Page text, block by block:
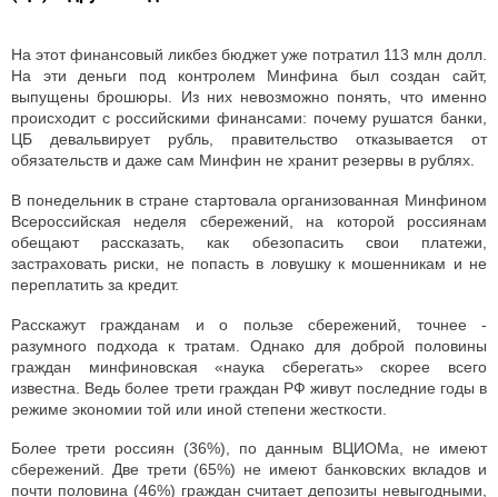
На этот финансовый ликбез бюджет уже потратил 113 млн долл.
На эти деньги под контролем Минфина был создан сайт,
выпущены брошюры. Из них невозможно понять, что именно
происходит с российскими финансами: почему рушатся банки,
ЦБ девальвирует рубль, правительство отказывается от
обязательств и даже сам Минфин не хранит резервы в рублях.
В понедельник в стране стартовала организованная Минфином
Всероссийская неделя сбережений, на которой россиянам
обещают рассказать, как обезопасить свои платежи,
застраховать риски, не попасть в ловушку к мошенникам и не
переплатить за кредит.
Расскажут гражданам и о пользе сбережений, точнее -
разумного подхода к тратам. Однако для доброй половины
граждан минфиновская «наука сберегать» скорее всего
известна. Ведь более трети граждан РФ живут последние годы в
режиме экономии той или иной степени жесткости.
Более трети россиян (36%), по данным ВЦИОМа, не имеют
сбережений. Две трети (65%) не имеют банковских вкладов и
почти половина (46%) граждан считает депозиты невыгодными,